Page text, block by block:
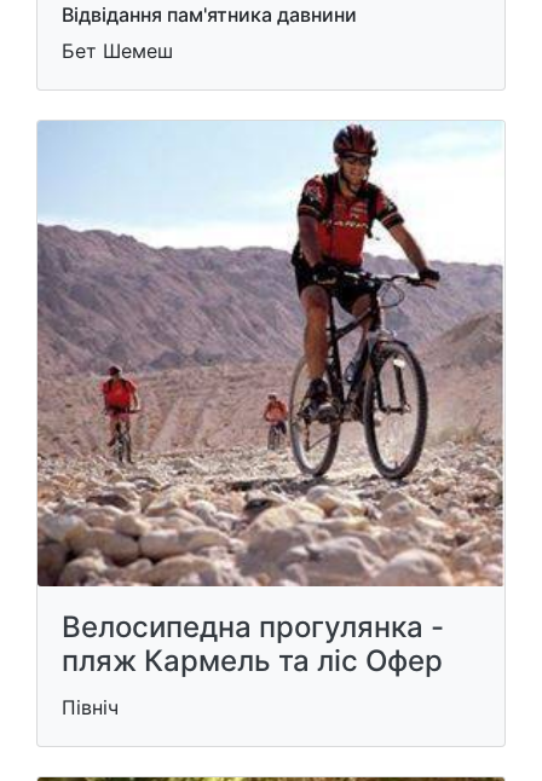
Відвідання пам'ятника давнини
Бет Шемеш
Велосипедна прогулянка -
пляж Кармель та ліс Офер
Північ